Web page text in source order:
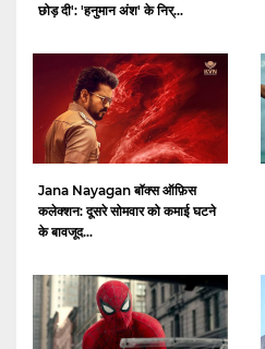
छोड़ दी': 'हनुमान अंश' के निर्...
Jana Nayagan बॉक्स ऑफ़िस
कलेक्शन: दूसरे सोमवार को कमाई घटने
के बावजूद...